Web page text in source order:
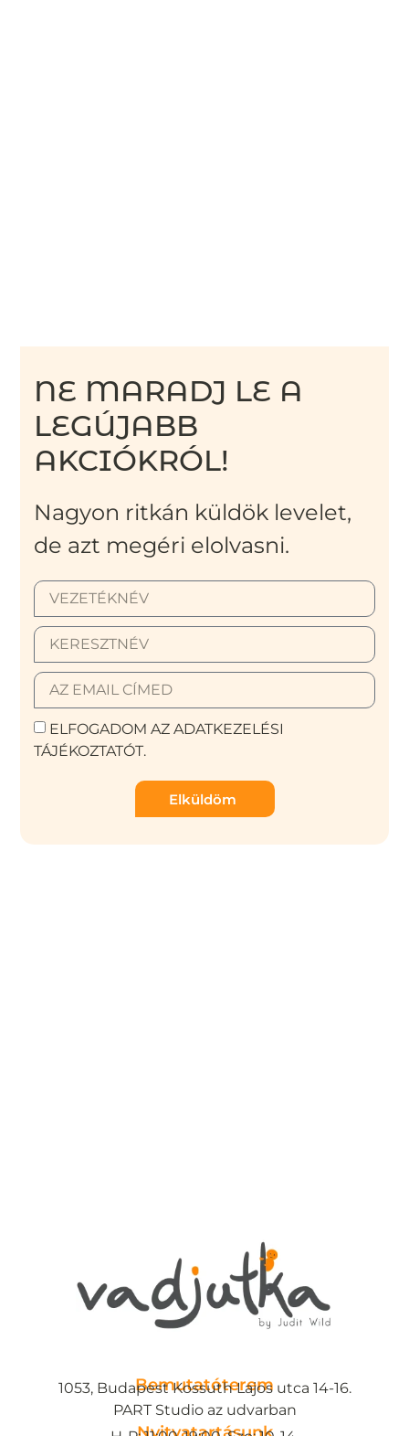
NE MARADJ LE A
LEGÚJABB
AKCIÓKRÓL!
Nagyon ritkán küldök levelet,
de azt megéri elolvasni.
ELFOGADOM AZ ADATKEZELÉSI
TÁJÉKOZTATÓT.
Elküldöm
Bemutatóterem
1053, Budapest Kossuth Lajos utca 14-16.
PART Studio az udvarban